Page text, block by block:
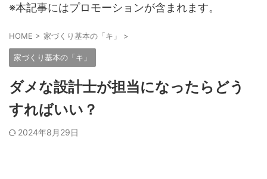
※本記事にはプロモーションが含まれます。
HOME > 家づくり基本の「キ」 >
家づくり基本の「キ」
ダメな設計士が担当になったらどう
すればいい？
2024年8月29日